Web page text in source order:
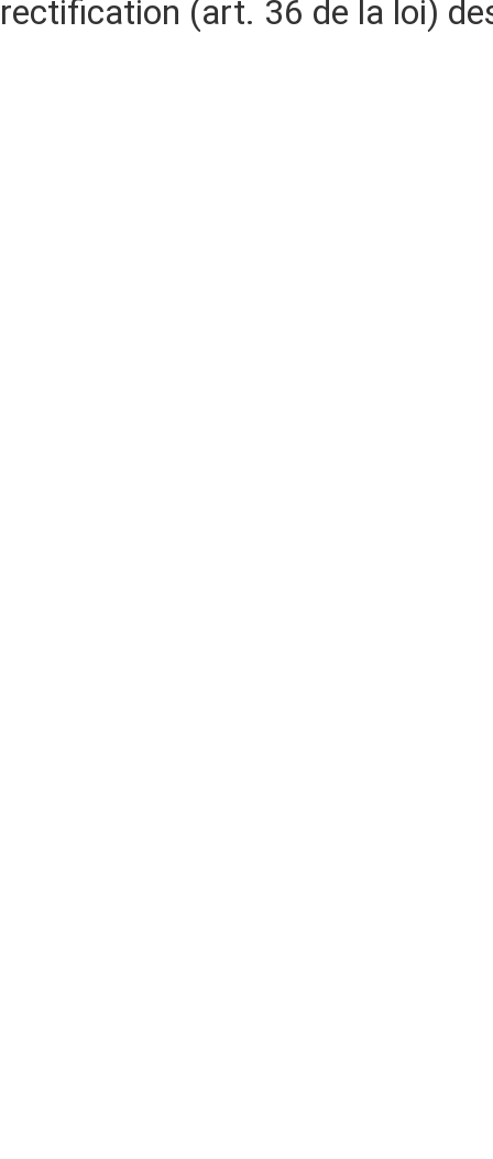
rectification (art. 36 de la loi)